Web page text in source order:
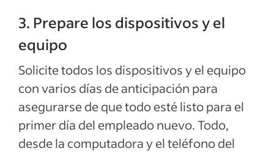
3. Prepare los dispositivos y el
equipo
Solicite todos los dispositivos y el equipo
con varios días de anticipación para
asegurarse de que todo esté listo para el
primer día del empleado nuevo. Todo,
desde la computadora y el teléfono del